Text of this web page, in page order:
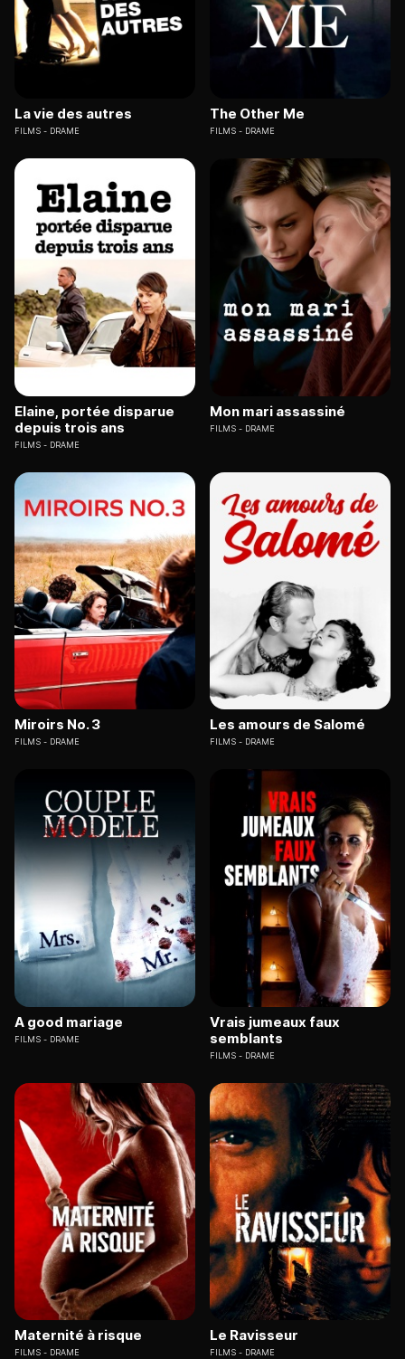
La vie des autres
FILMS DRAME
The Other Me
FILMS DRAME
Elaine, portée disparue
depuis trois ans
FILMS DRAME
Mon mari assassiné
FILMS DRAME
Miroirs No. 3
FILMS DRAME
Les amours de Salomé
FILMS DRAME
A good mariage
FILMS DRAME
Vrais jumeaux faux
semblants
FILMS DRAME
Maternité à risque
FILMS DRAME
Le Ravisseur
FILMS DRAME